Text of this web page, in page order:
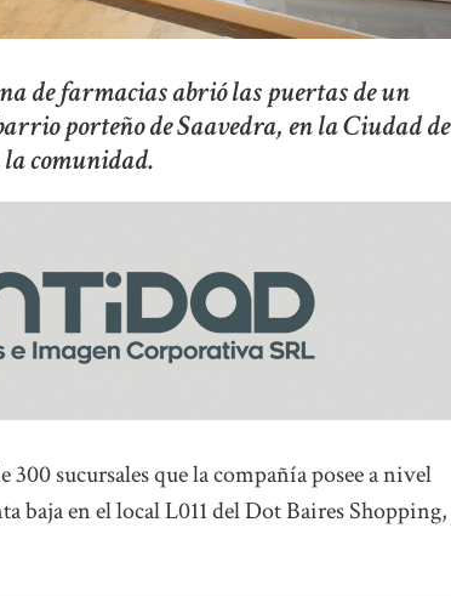
de farmacias abrió las puertas de un
porteño de Saavedra, en la Ciudad de
comunidad.
300 sucursales que la compañía posee a nivel
baja en el local L011 del Dot Baires Shopping,